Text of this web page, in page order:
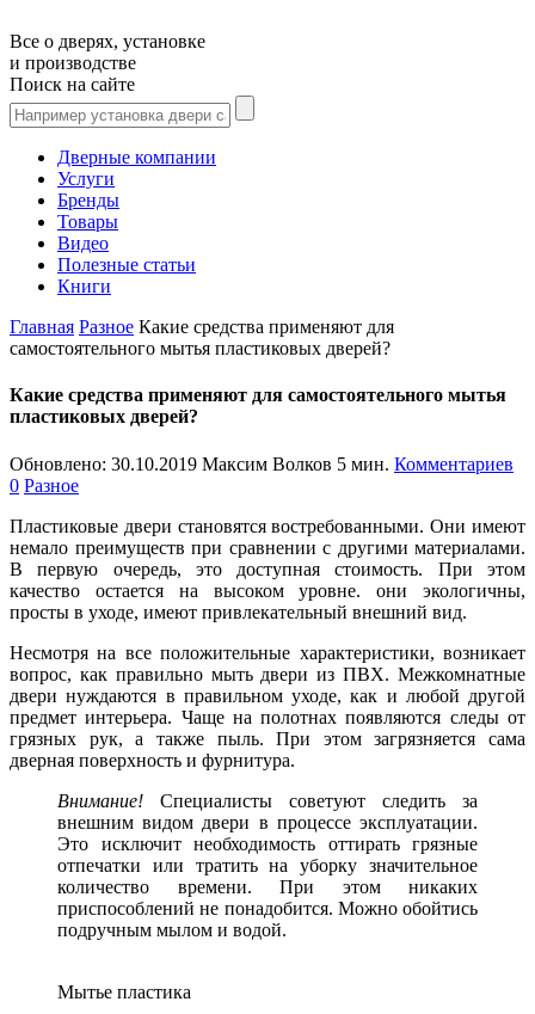
Все о дверях, установке
и производстве
Поиск на сайте
Дверные компании
Услуги
Бренды
Товары
Видео
Полезные статьи
Книги
Главная Разное Какие средства применяют для
самостоятельного мытья пластиковых дверей?
Какие средства применяют для самостоятельного мытья
пластиковых дверей?
Обновлено: 30.10.2019 Максим Волков 5 мин. Комментариев
0 Разное
Пластиковые двери становятся востребованными. Они имеют
немало преимуществ при сравнении с другими материалами.
В первую очередь, это доступная стоимость. При этом
качество остается на высоком уровне. они экологичны,
просты в уходе, имеют привлекательный внешний вид.
Несмотря на все положительные характеристики, возникает
вопрос, как правильно мыть двери из ПВХ. Межкомнатные
двери нуждаются в правильном уходе, как и любой другой
предмет интерьера. Чаще на полотнах появляются следы от
грязных рук, а также пыль. При этом загрязняется сама
дверная поверхность и фурнитура.
Внимание! Специалисты советуют следить за
внешним видом двери в процессе эксплуатации.
Это исключит необходимость оттирать грязные
отпечатки или тратить на уборку значительное
количество времени. При этом никаких
приспособлений не понадобится. Можно обойтись
подручным мылом и водой.
Мытье пластика